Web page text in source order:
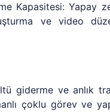
Kapasitesi: Yapay
ve video
giderme ve anlık
çoklu görev ve